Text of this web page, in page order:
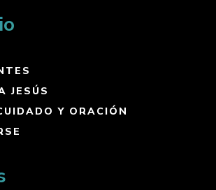
JESÚS
Y ORACIÓN